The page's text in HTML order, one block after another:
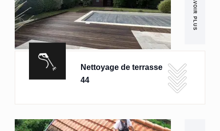
Nettoyage de terrasse
44